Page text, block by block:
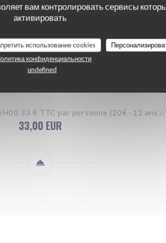
вам контролировать сервисы
активировать
использование cookies
конфиденциальности
undefined
SUR PLACE A EMPORTER
33 € TTC par personne (20€ -12 ans
33,00 EUR